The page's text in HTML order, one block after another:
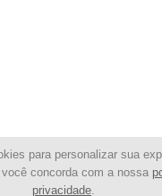
para personalizar sua
concorda com a nossa
privacidade.